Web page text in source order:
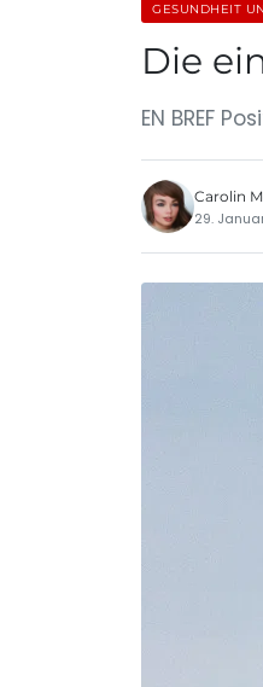
GESUNDHEIT
Die
EN BREF
Carolin
29.